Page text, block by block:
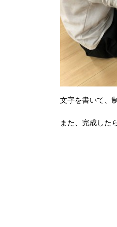
文字を書いて、
また、完成した